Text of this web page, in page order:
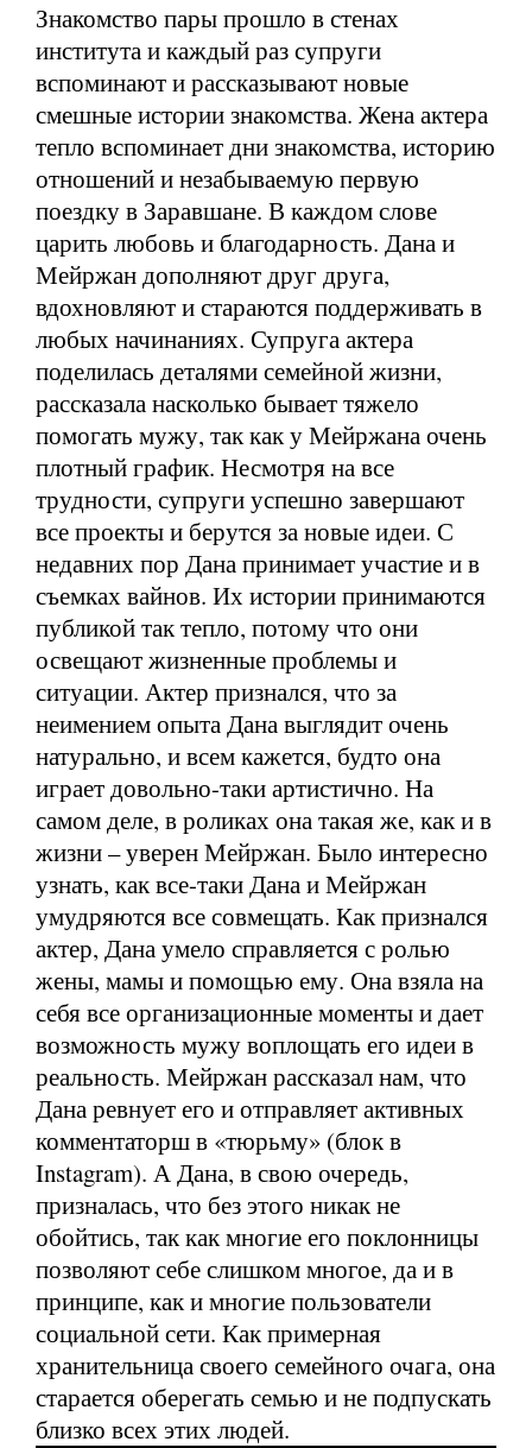
Знакомство пары прошло в стенах
института и каждый раз супруги
вспоминают и рассказывают новые
смешные истории знакомства. Жена актера
тепло вспоминает дни знакомства, историю
отношений и незабываемую первую
поездку в Заравшане. В каждом слове
царить любовь и благодарность. Дана и
Мейржан дополняют друг друга,
вдохновляют и стараются поддерживать в
любых начинаниях. Супруга актера
поделилась деталями семейной жизни,
рассказала насколько бывает тяжело
помогать мужу, так как у Мейржана очень
плотный график. Несмотря на все
трудности, супруги успешно завершают
все проекты и берутся за новые идеи. С
недавних пор Дана принимает участие и в
съемках вайнов. Их истории принимаются
публикой так тепло, потому что они
освещают жизненные проблемы и
ситуации. Актер признался, что за
неимением опыта Дана выглядит очень
натурально, и всем кажется, будто она
играет довольно-таки артистично. На
самом деле, в роликах она такая же, как и в
жизни – уверен Мейржан. Было интересно
узнать, как все-таки Дана и Мейржан
умудряются все совмещать. Как признался
актер, Дана умело справляется с ролью
жены, мамы и помощью ему. Она взяла на
себя все организационные моменты и дает
возможность мужу воплощать его идеи в
реальность. Мейржан рассказал нам, что
Дана ревнует его и отправляет активных
комментаторш в «тюрьму» (блок в
Instagram). А Дана, в свою очередь,
призналась, что без этого никак не
обойтись, так как многие его поклонницы
позволяют себе слишком многое, да и в
принципе, как и многие пользователи
социальной сети. Как примерная
хранительница своего семейного очага, она
старается оберегать семью и не подпускать
близко всех этих людей.